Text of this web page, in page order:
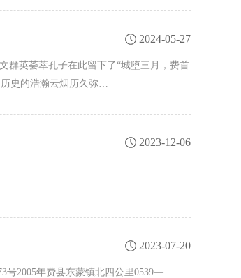
2024-05-27
群英荟萃孔子在此留下了“城堕三月，费首
历史的浩瀚云烟历久弥…
2023-12-06
2023-07-20
号2005年费县东蒙镇北四公里0539—